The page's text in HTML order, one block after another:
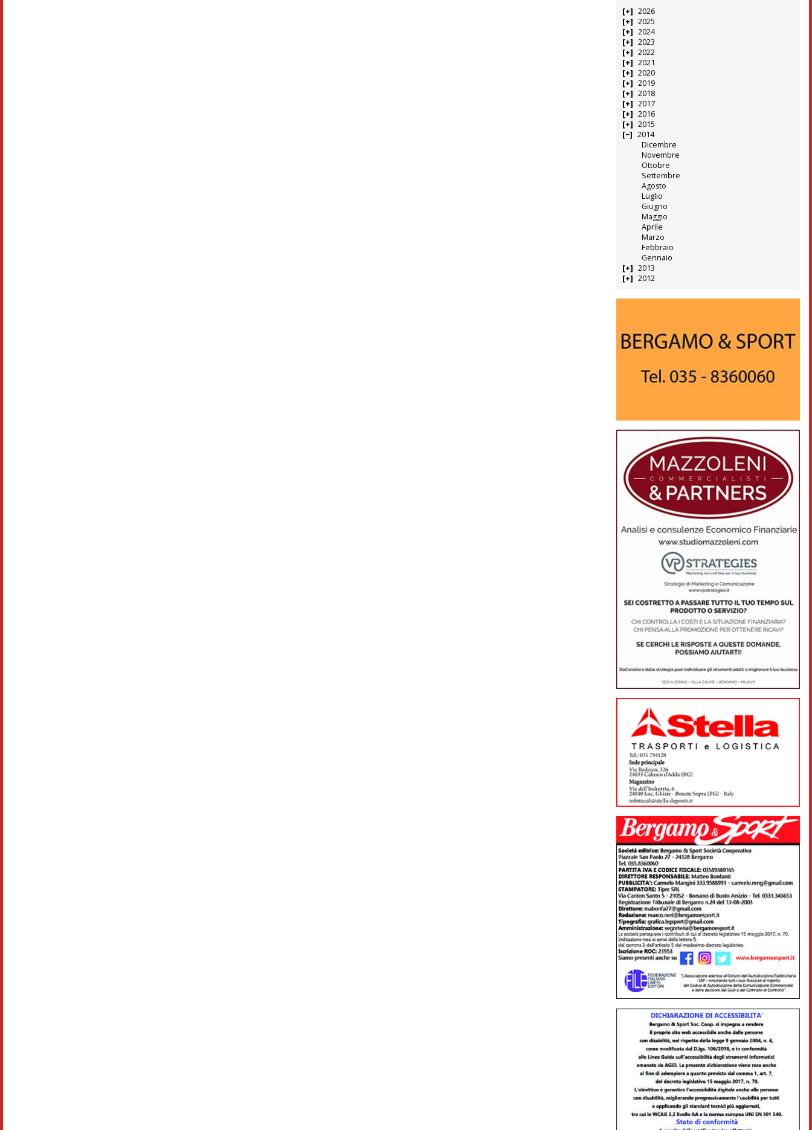
2026
2025
2024
2023
2022
2021
2020
2019
2018
2017
2016
2015
2014
Dicembre
Novembre
Ottobre
Settembre
Agosto
Luglio
Giugno
Maggio
Aprile
Marzo
Febbraio
Gennaio
2013
2012